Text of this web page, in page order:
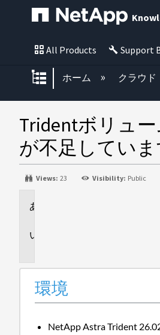
All Products Support
グローバル階
ホーム クラウド
Tridentボリュ
が不足してい
Views: 23 Visibility: Public
環境
NetApp Astra Trident